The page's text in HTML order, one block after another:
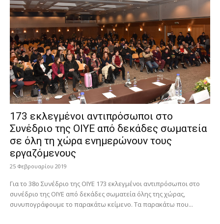
173 εκλεγμένοι αντιπρόσωποι στο
Συνέδριο της ΟΙΥΕ από δεκάδες σωματεία
σε όλη τη χώρα ενημερώνουν τους
εργαζόμενους
25 Φεβρουαρίου 2019
Για το 38ο Συνέδριο της ΟΙΥΕ 173 εκλεγμένοι αντιπρόσωποι στο
συνέδριο της ΟΙΥΕ από δεκάδες σωματεία όλης της χώρας,
συνυπογράφουμε το παρακάτω κείμενο. Τα παρακάτω που...